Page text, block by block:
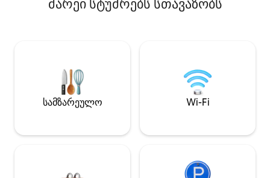
კონდიციონერი/ტანის საპონი
პირველ სართულზე.
სმარტ‑ტელევიზორი, Wi‑Fi. ძირითადი
გათბობის წყარო ხის პეჩია, რომელიც
იდეალურად ათბობს სახლს. ხის
საცხოვრებელ შენობასთან არის
მარეი სტუმრებს სთავაზობს
სამზარეულო Wi-Fi